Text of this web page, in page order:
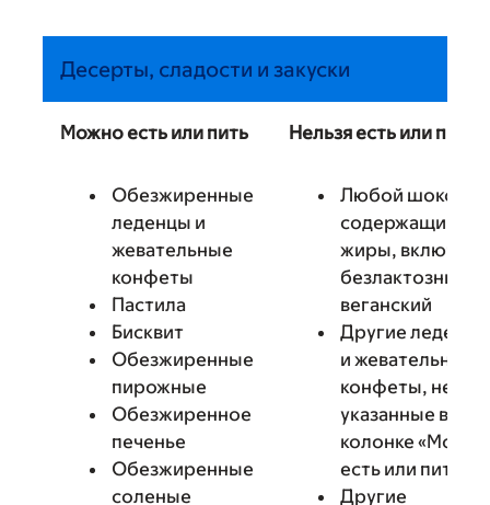
Десерты, сладости и закуски
Можно есть или пить
Обезжиренные
леденцы и
жевательные
конфеты
Пастила
Бисквит
Обезжиренные
пирожные
Обезжиренное
печенье
Обезжиренные
соленые
Нельзя есть или пить
Любой
содержащий
жиры, включая
безлактозный и
веганский
Другие леденцы
и жевательные
конфеты, не
указанные в
колонке «Можно
есть или пить»
Другие